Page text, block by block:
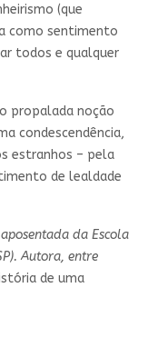
(que
como sentimento
todos e qualquer
propalada noção
condescendência,
estranhos – pela
de lealdade
da Escola
Autora, entre
de uma